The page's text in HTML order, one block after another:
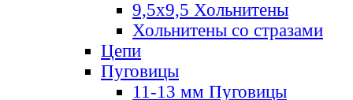
9,5х9,5 Хольнитены
Хольнитены со стразами
Цепи
Пуговицы
11-13 мм Пуговицы